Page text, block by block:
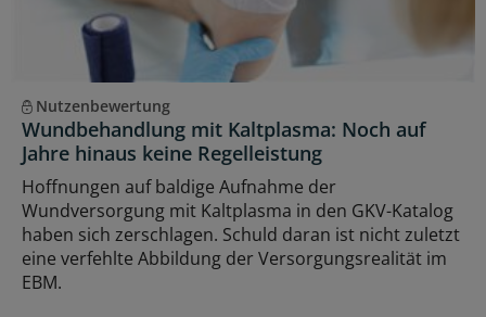
Nutzenbewertung
Wundbehandlung mit Kaltplasma: Noch auf
Jahre hinaus keine Regelleistung
Hoffnungen auf baldige Aufnahme der
Wundversorgung mit Kaltplasma in den GKV-Katalog
haben sich zerschlagen. Schuld daran ist nicht zuletzt
eine verfehlte Abbildung der Versorgungsrealität im
EBM.